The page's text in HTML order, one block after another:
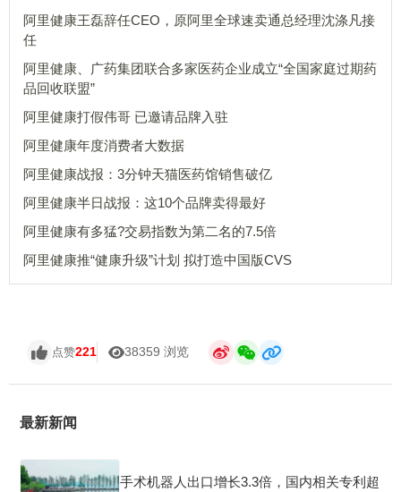
阿里健康王磊辞任CEO，原阿里全球速卖通总经理沈涤凡接
任
阿里健康、广药集团联合多家医药企业成立“全国家庭过期药
品回收联盟”
阿里健康打假伟哥 已邀请品牌入驻
阿里健康年度消费者大数据
阿里健康战报：3分钟天猫医药馆销售破亿
阿里健康半日战报：这10个品牌卖得最好
阿里健康有多猛?交易指数为第二名的7.5倍
阿里健康推“健康升级”计划 拟打造中国版CVS
点赞221 38359 浏览
最新新闻
手术机器人出口增长3.3倍，国内相关专利超